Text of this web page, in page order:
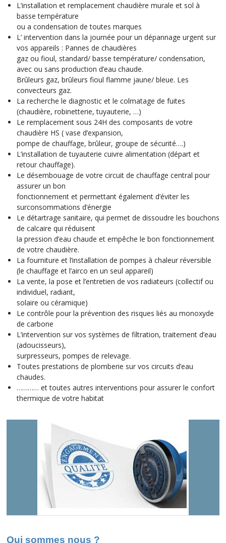
L’installation et remplacement chaudière murale et sol à
basse température
ou a condensation de toutes marques
L’ intervention dans la journée pour un dépannage urgent sur
vos appareils : Pannes de chaudières
gaz ou fioul, standard/ basse température/ condensation,
avec ou sans production d’eau chaude.
Brûleurs gaz, brûleurs fioul flamme jaune/ bleue. Les
convecteurs gaz.
La recherche le diagnostic et le colmatage de fuites
(chaudière, robinetterie, tuyauterie, …)
Le remplacement sous 24H des composants de votre
chaudière HS ( vase d’expansion,
pompe de chauffage, brûleur, groupe de sécurité….)
L’installation de tuyauterie cuivre alimentation (départ et
retour chauffage).
Le désembouage de votre circuit de chauffage central pour
assurer un bon
fonctionnement et permettant également d’éviter les
surconsommations d’énergie
Le détartrage sanitaire, qui permet de dissoudre les bouchons
de calcaire qui réduisent
la pression d’eau chaude et empêche le bon fonctionnement
de votre chaudière.
La fourniture et l’installation de pompes à chaleur réversible
(le chauffage et l’airco en un seul appareil)
La vente, la pose et l’entretien de vos radiateurs (collectif ou
individuel, radiant,
solaire ou céramique)
Le contrôle pour la prévention des risques liés au monoxyde
de carbone
L’intervention sur vos systèmes de filtration, traitement d’eau
(adoucisseurs),
surpresseurs, pompes de relevage.
Toutes prestations de plomberie sur vos circuits d’eau
chaudes.
………… et toutes autres interventions pour assurer le confort
thermique de votre habitat
Qui sommes nous ?